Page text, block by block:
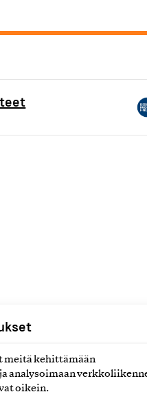
meitä kehittämään
analysoimaan
oikein.